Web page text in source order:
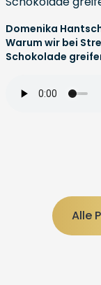
Domenika
Warum wir bei
Schokolade
Alle